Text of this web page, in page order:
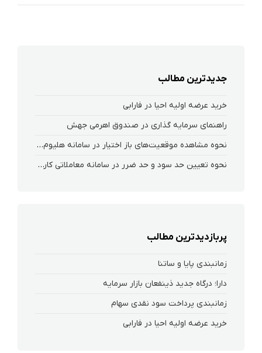
جدیدترین مطالب
خرید عرضه اولیه احیا در فارابی
راهنمای سرمایه گذاری در صندوق اهرمی جهش
نحوه‌ مشاهده‌ موقعیت‌های باز اختیار در سامانه هلیوم و نکست
نحوه تعیین حد سود و حد ضرر در سامانه معاملاتی کارگزاری فارابی
پربازدیدترین مطالب
زمانبندی پایا و ساتنا
دارا؛ درگاه جدید ذینفعان بازار سرمایه
زمانبندی پرداخت سود نقدی سهام‌
خرید عرضه اولیه احیا در فارابی